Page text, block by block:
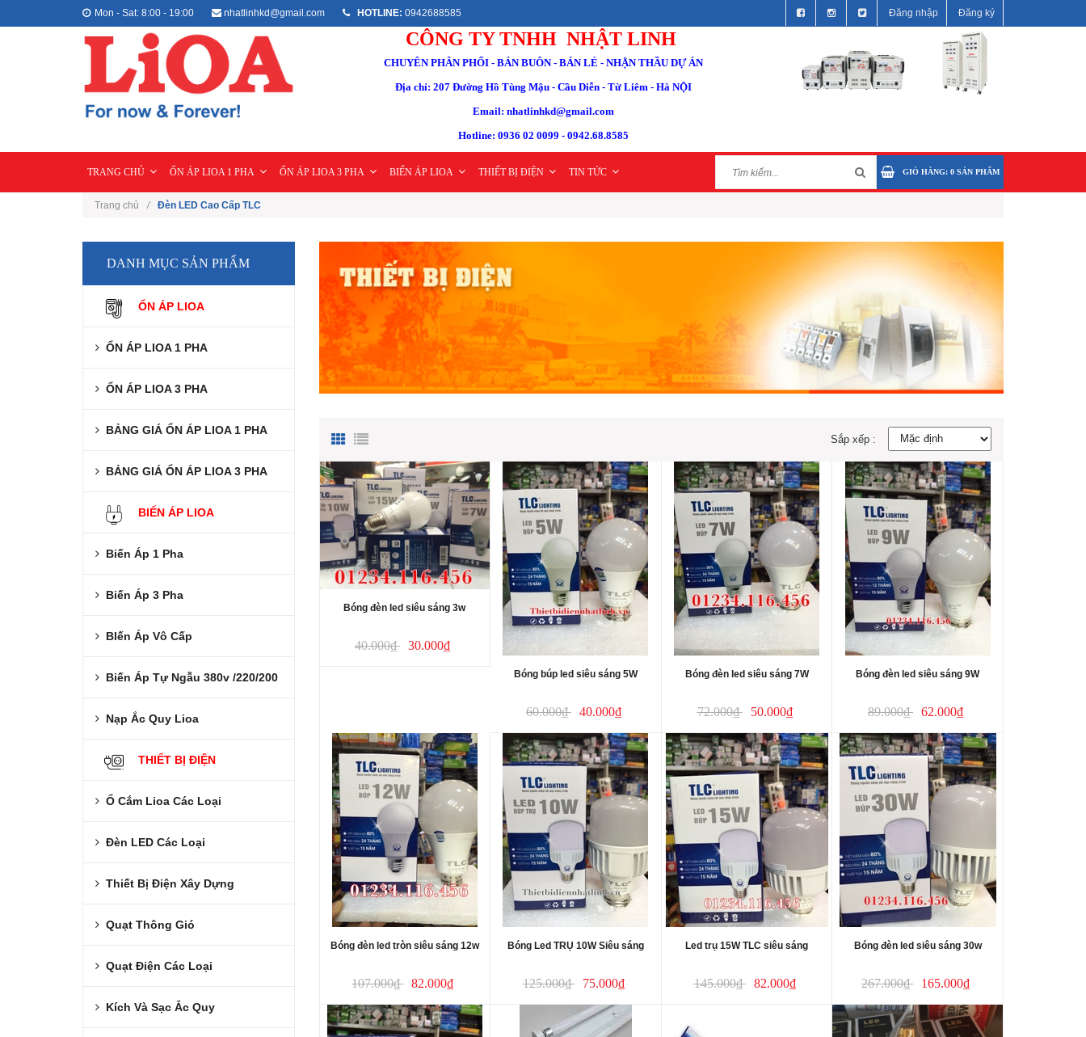
Mon - Sat: 8:00 - 19:00 nhatlinhkd@gmail.com HOTLINE: 0942688585 Đăng nhập Đăng ký
CÔNG TY TNHH NHẬT LINH
CHUYÊN PHÂN PHỐI - BÁN BUÔN - BÁN LẺ - NHẬN THẦU DỰ ÁN
Địa chỉ: 207 Đường Hồ Tùng Mậu - Cầu Diễn - Từ Liêm - Hà NỘI
Email: nhatlinhkd@gmail.com
Hotline: 0936 02 0099 - 0942.68.8585
TRANG CHỦ ỔN ÁP LIOA 1 PHA ỔN ÁP LIOA 3 PHA BIẾN ÁP LIOA THIẾT BỊ ĐIỆN TIN TỨC GIỎ HÀNG: 0 SẢN PHẨM
Trang chủ / Đèn LED Cao Cấp TLC
DANH MỤC SẢN PHẨM
ỔN ÁP LIOA
ỔN ÁP LIOA 1 PHA
ỔN ÁP LIOA 3 PHA
BẢNG GIÁ ỔN ÁP LIOA 1 PHA
BẢNG GIÁ ỔN ÁP LIOA 3 PHA
BIẾN ÁP LIOA
Biến Áp 1 Pha
Biến Áp 3 Pha
BIến Áp Vô Cấp
Biến Áp Tự Ngẫu 380v /220/200
Nạp Ắc Quy Lioa
THIẾT BỊ ĐIỆN
Ổ Cắm Lioa Các Loại
Đèn LED Các Loại
Thiết Bị Điện Xây Dựng
Quạt Thông Gió
Quạt Điện Các Loại
Kích Và Sạc Ắc Quy
Sắp xếp :
Bóng đèn led siêu sáng 3w
40.000₫ 30.000₫
Bóng búp led siêu sáng 5W
60.000₫ 40.000₫
Bóng đèn led siêu sáng 7W
72.000₫ 50.000₫
Bóng đèn led siêu sáng 9W
89.000₫ 62.000₫
Bóng đèn led tròn siêu sáng 12w
107.000₫ 82.000₫
Bóng Led TRỤ 10W Siêu sáng
125.000₫ 75.000₫
Led trụ 15W TLC siêu sáng
145.000₫ 82.000₫
Bóng đèn led siêu sáng 30w
267.000₫ 165.000₫